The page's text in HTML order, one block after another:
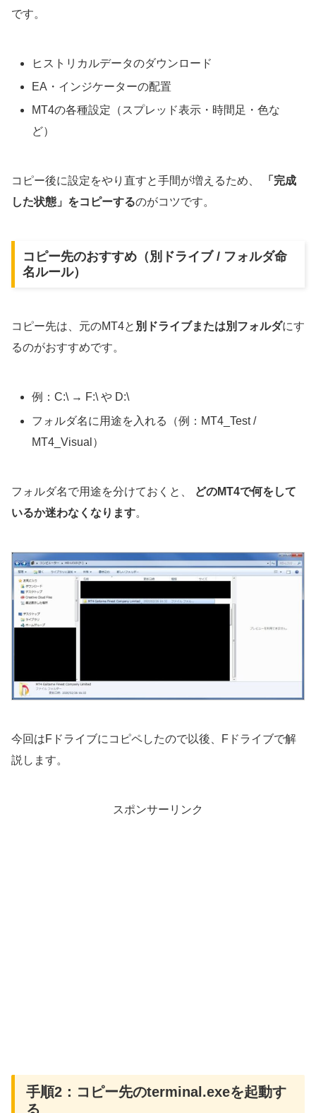
です。
ヒストリカルデータのダウンロード
EA・インジケーターの配置
MT4の各種設定（スプレッド表示・時間足・色な
ど）
コピー後に設定をやり直すと手間が増えるため、
「完成
した状態」をコピーするのがコツです。
コピー先のおすすめ（別ドライブ / フォルダ命
名ルール）
コピー先は、元のMT4と 別ドライブまたは別フォルダにす
るのがおすすめです。
例：C:\ → F:\ や D:\
フォルダ名に用途を入れる（例：MT4_Test /
MT4_Visual）
フォルダ名で用途を分けておくと、
どのMT4で何をして
いるか迷わなくなります。
今回はFドライブにコピペしたので以後、Fドライブで解
説します。
スポンサーリンク
手順2：コピー先のterminal.exeを起動す
る